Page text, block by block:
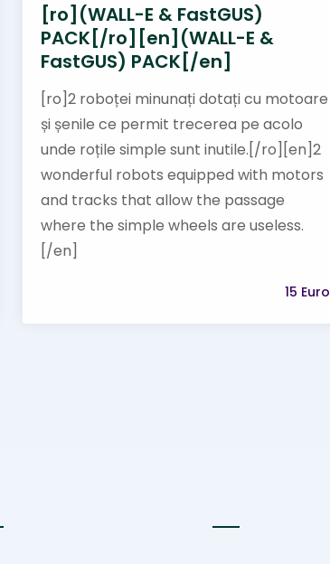
[ro](WALL-E & FastGUS)
PACK[/ro][en](WALL-E &
FastGUS) PACK[/en]
[ro]2 roboței minunați dotați cu motoare
și șenile ce permit trecerea pe acolo
unde roțile simple sunt inutile.[/ro][en]2
wonderful robots equipped with motors
and tracks that allow the passage
where the simple wheels are useless.
[/en]
15 Euro